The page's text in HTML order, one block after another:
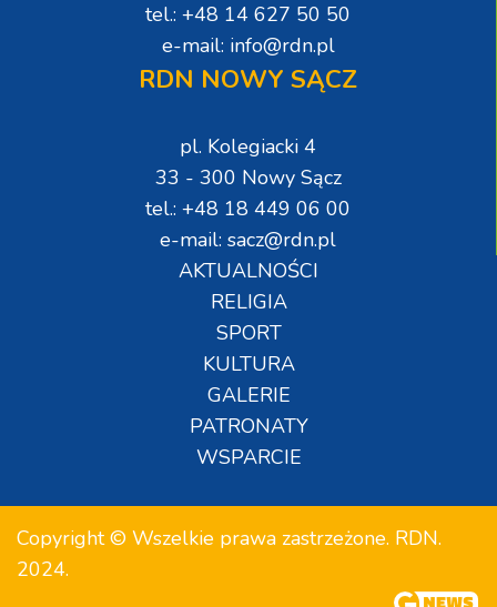
tel.: +48 14 627 50 50
e-mail: info@rdn.pl
RDN NOWY SĄCZ
pl. Kolegiacki 4
33 - 300 Nowy Sącz
tel.: +48 18 449 06 00
e-mail: sacz@rdn.pl
AKTUALNOŚCI
RELIGIA
SPORT
KULTURA
GALERIE
PATRONATY
WSPARCIE
Copyright © Wszelkie prawa zastrzeżone. RDN.
2024.